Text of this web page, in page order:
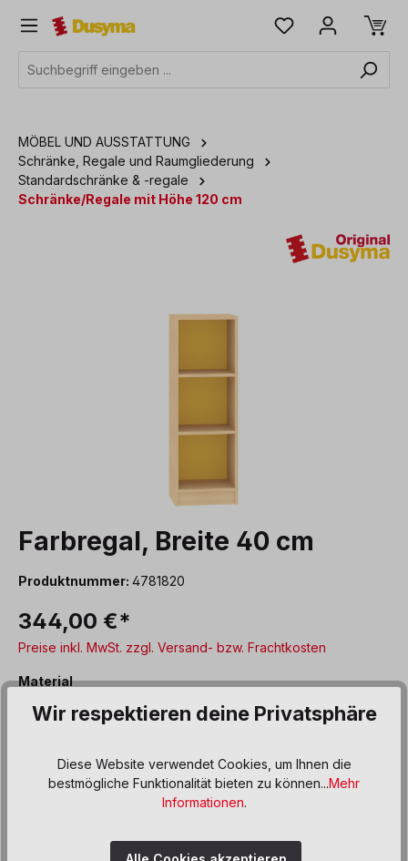
springen
MÖBEL UND AUSSTATTUNG
Schränke, Regale und Raumgliederung
Standardschränke & -regale
Schränke/Regale mit Höhe 120 cm
Bildergalerie überspringen
Farbregal, Breite 40 cm
Produktnummer: 4781820
344,00 €*
Preise inkl. MwSt. zzgl. Versand- bzw. Frachtkosten
Materialauswählen
Ahorn Dekor Ahorn Furnier Buche Dekor
auswählen
Wir respektieren deine Privatsphäre
Diese Website verwendet Cookies, um Ihnen die
bestmögliche Funktionalität bieten zu können...Mehr
Informationen.